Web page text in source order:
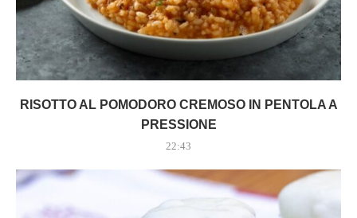
RISOTTO AL POMODORO CREMOSO IN PENTOLA A
PRESSIONE
22:43